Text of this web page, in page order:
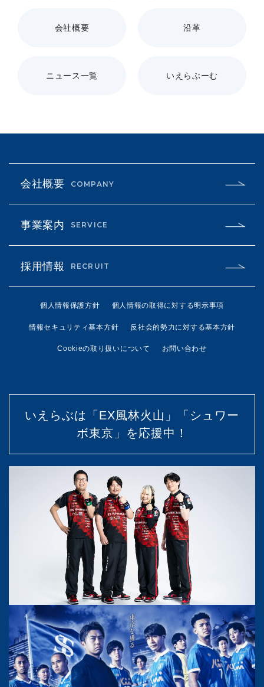
会社概要 沿革
ニュース一覧 いえらぶーむ
会社概要 COMPANY
事業案内 SERVICE
採用情報 RECRUIT
個人情報保護方針 個人情報の取得に対する明示事項
情報セキュリティ基本方針 反社会的勢力に対する基本方針
Cookieの取り扱いについて お問い合わせ
いえらぶは「EX風林火山」「シュワー
ボ東京」を応援中！